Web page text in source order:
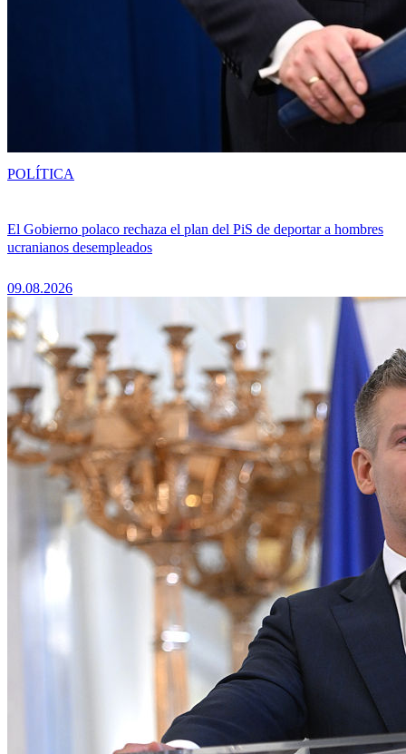
El Gobierno polaco rechaza el plan del PiS de deportar a hombres
ucranianos desempleados
09.08.2026
POLÍTICA